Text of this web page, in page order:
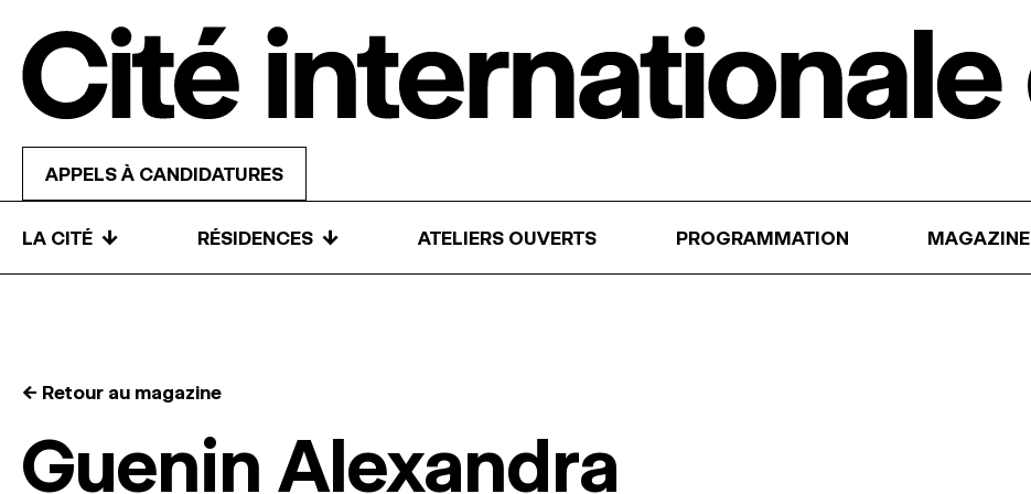
APPELS À CANDIDATURES
LA CITÉ ↓ RÉSIDENCES ↓ ATELIERS OUVERTS PROGRAMMATION MAGAZINE
← Retour au magazine
Guenin Alexandra